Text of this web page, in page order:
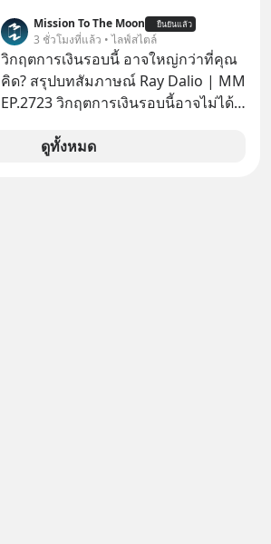
เก่าที่เขาเคยทำไว้ ตอนยังอยู่บริษัท
เดียวกัน
Mission To The Moon ยืนยันแล้ว
3 ชั่วโมงที่แล้ว • ไลฟ์สไตล์
วิกฤตการเงินรอบนี้ อาจใหญ่กว่าที่คุณ
คิด? สรุปบทสัมภาษณ์ Ray Dalio | MM
EP.2723 วิกฤตการเงินรอบนี้อาจไม่ได้
Dalio ชายผู้เคยทำนายวิกฤตเศรษฐกิจ
ดูทั้งหมด